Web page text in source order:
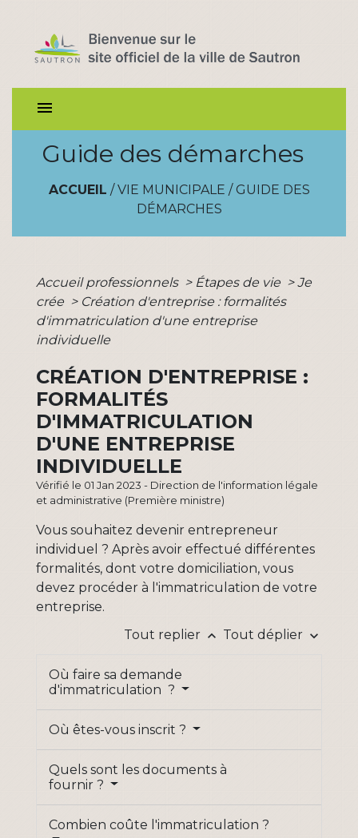
menu
Guide des démarches
ACCUEIL / VIE MUNICIPALE / GUIDE DES
DÉMARCHES
Accueil professionnels > Étapes de vie > Je
crée > Création d'entreprise : formalités
d'immatriculation d'une entreprise
individuelle
CRÉATION D'ENTREPRISE :
FORMALITÉS
D'IMMATRICULATION
D'UNE ENTREPRISE
INDIVIDUELLE
Vérifié le 01 Jan 2023 - Direction de l'information légale
et administrative (Première ministre)
Vous souhaitez devenir entrepreneur
individuel ? Après avoir effectué différentes
formalités, dont votre domiciliation, vous
devez procéder à l'immatriculation de votre
entreprise.
Tout replier keyboard_arrow_up Tout déplier keyboard_arrow_down
Où faire sa demande
d'immatriculation ?
Où êtes-vous inscrit ?
Quels sont les documents à
fournir ?
Combien coûte l'immatriculation ?